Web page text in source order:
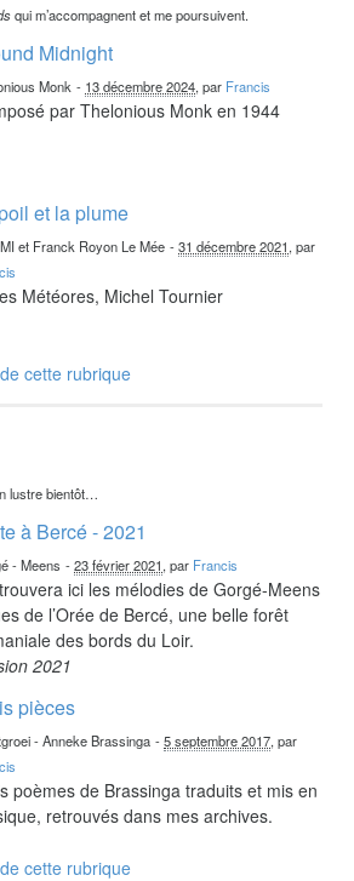
qui m’accompagnent et me poursuivent.
Midnight
Monk - 13 décembre 2024, par Francis
par Thelonious Monk en 1944
et la plume
et Franck Royon Le Mée -31 décembre 2021, par
Météores, Michel Tournier
cette rubrique
lustre bientôt…
à Bercé - 2021
- Meens -23 février 2021, par Francis
ici les mélodies de Gorgé-Meens
de l’Orée de Bercé, une belle forêt
des bords du Loir.
2021
pièces
- Anneke Brassinga -5 septembre 2017, par
poèmes de Brassinga traduits et mis en
retrouvés dans mes archives.
cette rubrique